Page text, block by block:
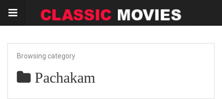
Browsing category
Pachakam